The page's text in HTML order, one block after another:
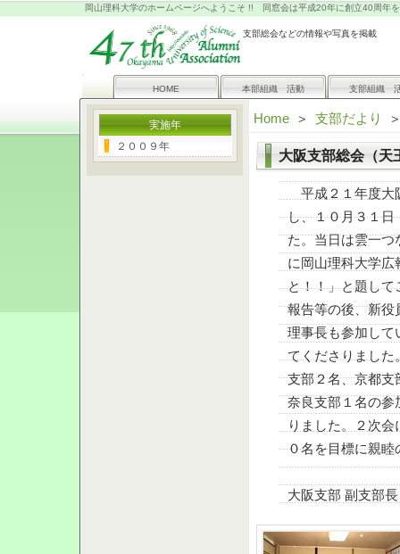
支部総会などの情報や写真を掲載
岡山理科大学のホームページへようこそ !! 同窓会は平成20年に創立40周年
HOME 本部組織 活動 支部組織
Home ＞ 支部だより
大阪支部総会（
平成２１年度大
し、１０月３１
た。当日は雲一
に岡山理科大学
と！！」と題し
報告等の後、新役
理事長も参加して
てくださりました
支部２名、京都支
奈良支部１名の参
りました。２次
０名を目標に親
大阪支部 副支部
実施年
２００９年